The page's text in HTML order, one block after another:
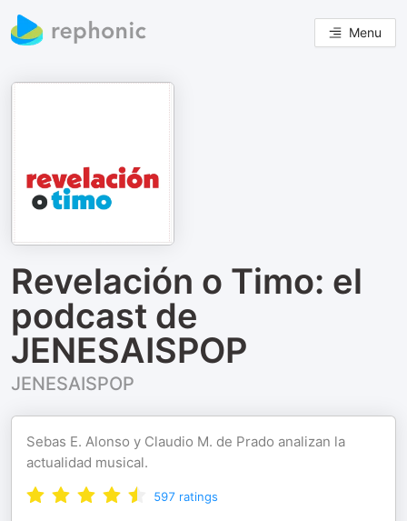
Menu
Revelación o Timo: el
podcast de
JENESAISPOP
JENESAISPOP
Sebas E. Alonso y Claudio M. de Prado analizan la
actualidad musical.
597 ratings